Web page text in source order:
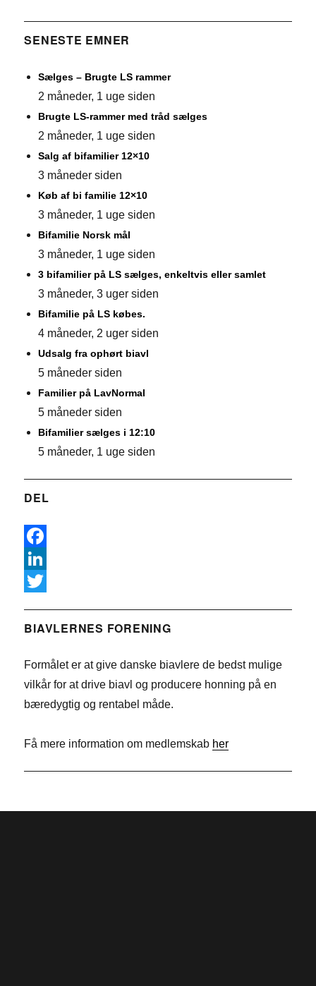
SENESTE EMNER
Sælges – Brugte LS rammer
2 måneder, 1 uge siden
Brugte LS-rammer med tråd sælges
2 måneder, 1 uge siden
Salg af bifamilier 12×10
3 måneder siden
Køb af bi familie 12×10
3 måneder, 1 uge siden
Bifamilie Norsk mål
3 måneder, 1 uge siden
3 bifamilier på LS sælges, enkeltvis eller samlet
3 måneder, 3 uger siden
Bifamilie på LS købes.
4 måneder, 2 uger siden
Udsalg fra ophørt biavl
5 måneder siden
Familier på LavNormal
5 måneder siden
Bifamilier sælges i 12:10
5 måneder, 1 uge siden
DEL
F
a
e
o
L
n
e
n
w
t
r
BIAVLERNES FORENING
Formålet er at give danske biavlere de bedst mulige
vilkår for at drive biavl og producere honning på en
bæredygtig og rentabel måde.
Få mere information om medlemskab her